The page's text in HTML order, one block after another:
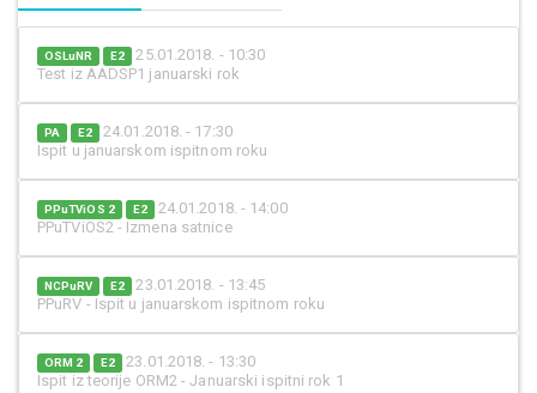
OSLuNR E2
25.01.2018. - 10:30
Test iz AADSP1 januarski rok
PA E2
24.01.2018. - 17:30
Ispit u januarskom ispitnom roku
PPuTViOS 2 E2
24.01.2018. - 14:00
PPuTViOS2 - Izmena satnice
NCPuRV E2
23.01.2018. - 13:45
PPuRV - Ispit u januarskom ispitnom roku
ORM 2 E2
23.01.2018. - 13:30
Ispit iz teorije ORM2 - Januarski ispitni rok 1